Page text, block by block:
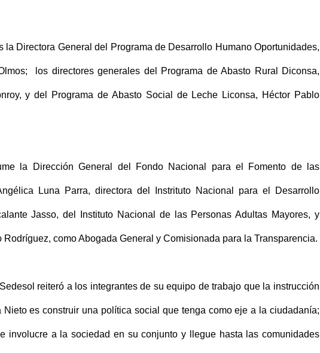
la Directora General del Programa de Desarrollo Humano Oportunidades,
los directores generales del Programa de Abasto Rural Diconsa,
y del Programa de Abasto Social de Leche Liconsa, Héctor Pablo
la Dirección General del Fondo Nacional para el Fomento de las
Luna Parra, directora del Instrituto Nacional para el Desarrollo
Jasso, del Instituto Nacional de las Personas Adultas Mayores, y
como Abogada General y Comisionada para la Transparencia.
reiteró a los integrantes de su equipo de trabajo que la instrucción
es construir una política social que tenga como eje a la ciudadanía;
involucre a la sociedad en su conjunto y llegue hasta las comunidades